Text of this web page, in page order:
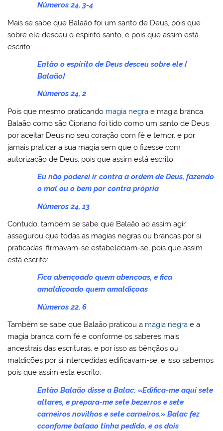
Números 24, 3-4
Mais se sabe que Balaão foi um santo de Deus, pois que
sobre ele desceu o espírito santo, e pois que assim está
escrito:
Então o espírito de Deus desceu sobre ele [
Balaão]
Números 24, 2
Pois que mesmo praticando magia negra e magia branca,
Balaão como são Cipriano foi tido como um santo de Deus
por aceitar Deus no seu coração com fé e temor, e por
jamais praticar a sua magia sem que o fizesse com
autorização de Deus, pois que assim está escrito:
Eu não poderei ir contra a ordem de Deus, fazendo
o mal ou o bem por contra própria
Números 24, 13
Contudo, também se sabe que Balaão ao assim agir,
assegurou que todas as magias negras ou brancas por si
praticadas, firmavam-se estabeleciam-se, pois que assim
está escrito:
Fica abençoado quem abençoas, e fica
amaldiçoado quem amaldiçoas
Números 22, 6
Também se sabe que Balaão praticou a magia negra e a
magia branca com fé e conforme os saberes mais
ancestrais das escrituras, e por isso as bênçãos ou
maldições por si intercedidas edificavam-se, e isso sabemos
pois que assim esta escrito:
Então Balaão disse a Balac: «Edifica-me aqui sete
altares, e prepara-me sete bezerros e sete
carneiros novilhos e sete carneiros.» Balac fez
cconfome balaao tinha pedido, e os dois